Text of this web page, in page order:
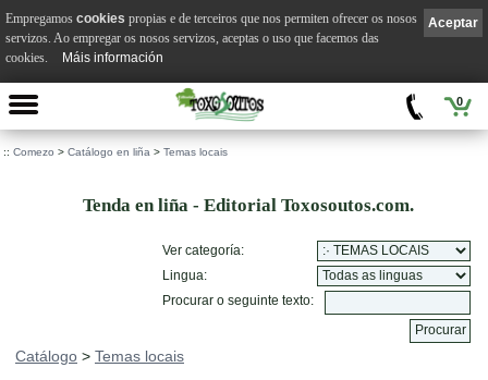
0
:: Comezo > Catálogo en liña > Temas locais
Tenda en liña - Editorial Toxosoutos.com.
Ver categoría:
Lingua:
Procurar o seguinte texto:
Catálogo > Temas locais
Aceptar
Empregamos cookies propias e de terceiros que nos permiten ofrecer os nosos
servizos. Ao empregar os nosos servizos, aceptas o uso que facemos das
cookies.
Máis información